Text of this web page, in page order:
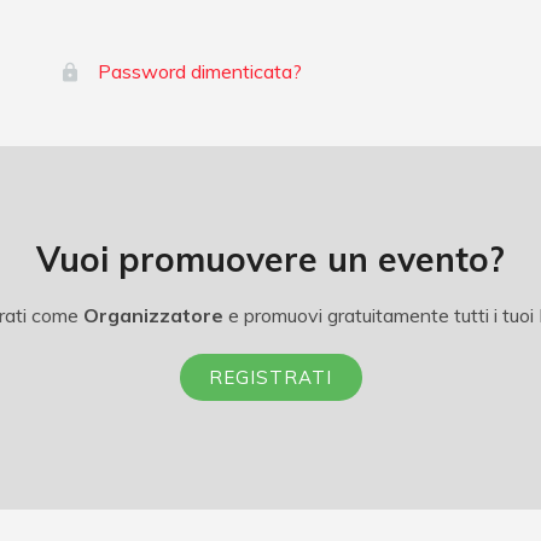
Password dimenticata?
Vuoi promuovere un evento?
come Organizzatore e promuovi gratuitamente tutti i tuoi
REGISTRATI